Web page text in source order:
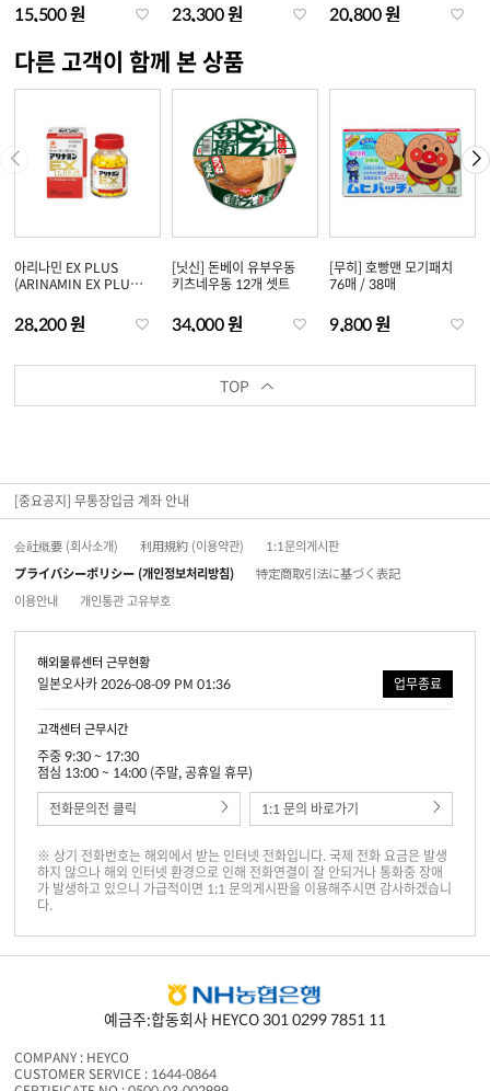
15,500 원 23,300 원 20,800 원
다른 고객이 함께 본 상품
아리나민 EX PLUS
(ARINAMIN EX PLUS)
정/270정)
28,200 원
[닛신] 돈베이 유부우동
키츠네우동 12개 셋트
34,000 원
[무히] 호빵맨 모기패치
76매 / 38매
9,800 원
TOP
[중요공지] 무통장입금 계좌 안내
会社概要 (회사소개) 利用規約 (이용약관)
1:1문의게시판
プライバシーポリシー (개인정보처리방침)
特定商取引法に基づく表記
이용안내
개인통관 고유부호
해외물류센터 근무현황
일본오사카 2026-08-09 PM 01:36 업무종료
고객센터 근무시간
주중 9:30 ~ 17:30
점심 13:00 ~ 14:00 (주말, 공휴일 휴무)
전화문의전 클릭
1:1 문의 바로가기
※ 상기 전화번호는 해외에서 받는 인터넷 전화입니다. 국제 전화 요금은 발생
하지 않으나 해외 인터넷 환경으로 인해 전화연결이 잘 안되거나 통화중 장애
가 발생하고 있으니 가급적이면 1:1 문의게시판을 이용해주시면 감사하겠습니
다.
예금주:합동회사 HEYCO 301 0299 7851 11
COMPANY : HEYCO
CUSTOMER SERVICE : 1644-0864